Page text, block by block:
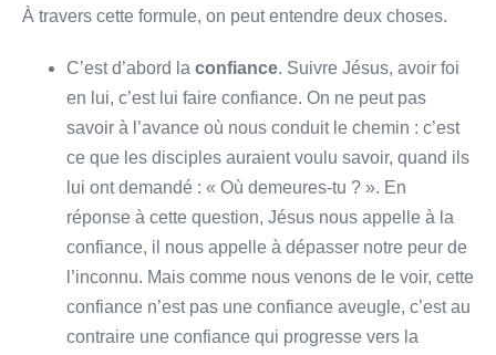
À travers cette formule, on peut entendre deux choses.
C’est d’abord la confiance. Suivre Jésus, avoir foi
en lui, c’est lui faire confiance. On ne peut pas
savoir à l’avance où nous conduit le chemin : c’est
ce que les disciples auraient voulu savoir, quand ils
lui ont demandé : « Où demeures-tu ? ». En
réponse à cette question, Jésus nous appelle à la
confiance, il nous appelle à dépasser notre peur de
l’inconnu. Mais comme nous venons de le voir, cette
confiance n’est pas une confiance aveugle, c’est au
contraire une confiance qui progresse vers la